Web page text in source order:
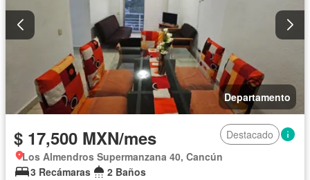
Solo familias
Sin amueblar
Departamento
$ 17,500 MXN/mes
Destacado
Los Almendros Supermanzana 40, Cancún
3 Recámaras
2 Baños